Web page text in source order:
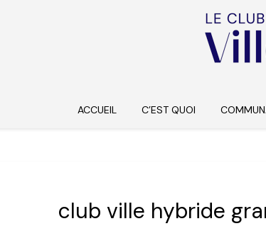
ACCUEIL C’EST QUOI
club ville hybride